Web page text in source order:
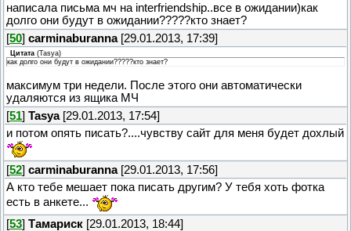
написала письма мч на interfriendship..все в ожидании)как
долго они будут в ожидании?????кто знает?
[50] carminaburanna[29.01.2013, 17:39]
Цитата (Tasya)
как долго они будут в ожидании?????кто знает?
максимум три недели. После этого они автоматически
удаляются из ящика МЧ
[51] Tasya[29.01.2013, 17:54]
и потом опять писать?....чувству сайт для меня будет дохлый
[52] carminaburanna[29.01.2013, 17:56]
А кто тебе мешает пока писать другим? У тебя хоть фотка
есть в анкете...
[53] Тамариск [29.01.2013, 18:44]